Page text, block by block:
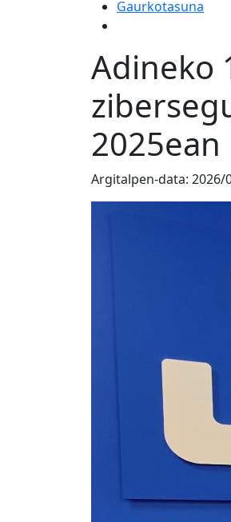
Gaurkotasuna
Adineko
2025ean
Argitalpen-data: 2026/